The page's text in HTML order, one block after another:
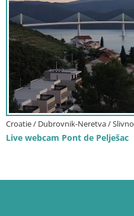
Croatie / Dubrovnik-Neretva / Slivno
Live webcam Pont de Pelješac